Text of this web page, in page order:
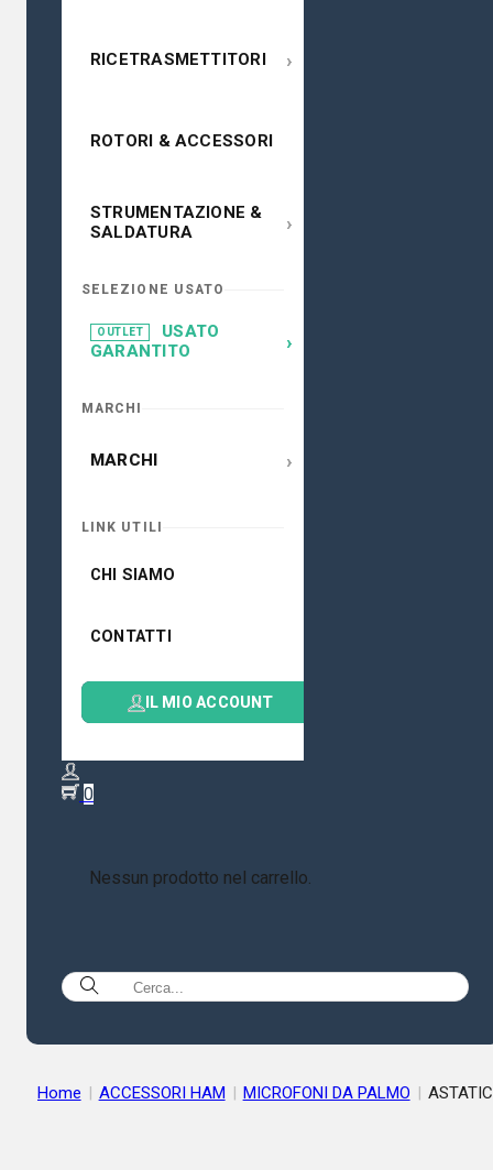
RICETRASMETTITORI ›
ROTORI & ACCESSORI
STRUMENTAZIONE &
SALDATURA
›
SELEZIONE USATO
OUTLET
USATO
GARANTITO
›
MARCHI
MARCHI ›
LINK UTILI
CHI SIAMO
CONTATTI
IL MIO ACCOUNT
0
Nessun prodotto nel carrello.
Home | ACCESSORI HAM | MICROFONI DA PALMO | ASTATIC